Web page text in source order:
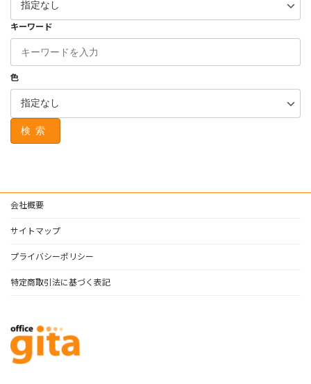
キーワード
色
検索
会社概要
サイトマップ
プライバシーポリシー
特定商取引法に基づく表記